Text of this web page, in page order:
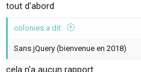
tout d'abord
colonies a dit:
Sans jQuery (bienvenue en 2018)
cela n'a aucun rapport